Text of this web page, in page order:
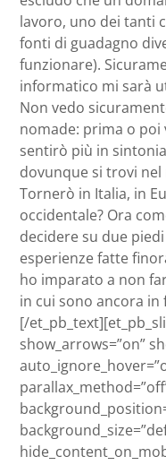
lavoro, uno dei tanti
fonti di guadagno
funzionare).
informatico mi sarà
Non vedo
nomade: prima o
sentirò più in
dovunque si trovi
Tornerò in Italia, in
occidentale? Ora
decidere su due
esperienze fatte
ho imparato a non
in cui sono ancora in
[/
show_arrows=”on”